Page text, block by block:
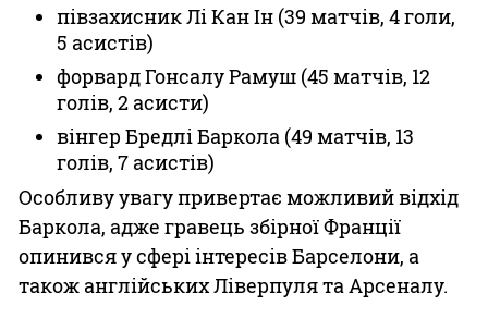
півзахисник Лі Кан Ін (39 матчів, 4 голи,
5 асистів)
форвард Гонсалу Рамуш (45 матчів, 12
голів, 2 асисти)
вінгер Бредлі Баркола (49 матчів, 13
голів, 7 асистів)
Особливу увагу привертає можливий відхід
Баркола, адже гравець збірної Франції
опинився у сфері інтересів Барселони, а
також англійських Ліверпуля та Арсеналу.